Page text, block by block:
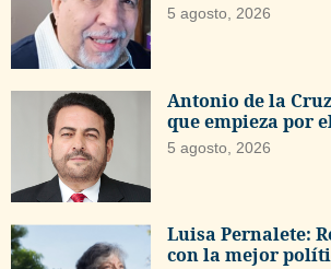
5 agosto, 2026
Antonio de la
que empieza por
5 agosto, 2026
Luisa Pernalete:
con la mejor